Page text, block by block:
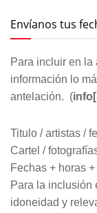
Envíanos tus
Para incluir en la
información lo
antelación. (
Titulo / artistas /
Cartel /
Fechas + horas
Para la inclusión
idoneidad y